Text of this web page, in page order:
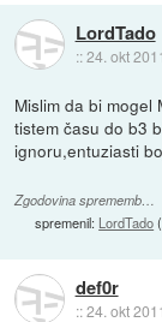
LordTado
::24. okt
Mislim da bi
tistem času do b3
ignoru,entuziasti
Zgodovina sprememb…
spremenil: LordTado(
def0r
::24. okt